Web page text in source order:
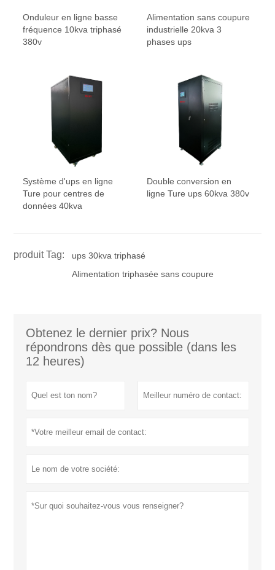
Onduleur en ligne basse
fréquence 10kva triphasé
380v
Alimentation sans coupure
industrielle 20kva 3
phases ups
Système d'ups en ligne
Ture pour centres de
données 40kva
Double conversion en
ligne Ture ups 60kva 380v
produit Tag:
ups 30kva triphasé
Alimentation triphasée sans coupure
Obtenez le dernier prix? Nous
répondrons dès que possible (dans les
12 heures)